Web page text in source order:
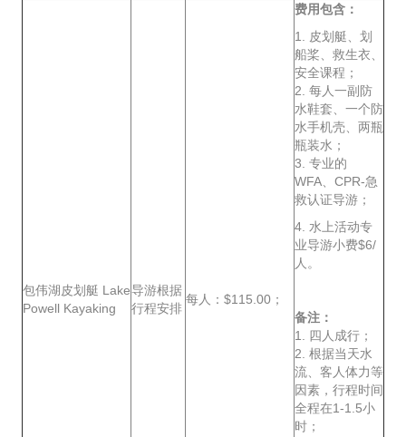
包伟湖皮划艇 Lake
Powell Kayaking
导游根据
行程安排
每人：$115.00；
费用包含：
1. 皮划艇、划
船桨、救生衣、
安全课程；
2. 每人一副防
水鞋套、一个防
水手机壳、两瓶
瓶装水；
3. 专业的
WFA、CPR-急
救认证导游；
4. 水上活动专
业导游小费$6/
人。
备注：
1. 四人成行；
2. 根据当天水
流、客人体力等
因素，行程时间
全程在1-1.5小
时；